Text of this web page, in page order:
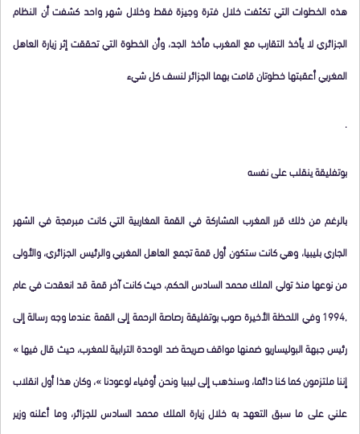
هذه الخطوات التي تكثفت خلال فترة وجيزة فقط وخلال شهر واحد كشفت أن النظام
الجزائري لا يأخذ التقارب مع المغرب مأخذ الجد، وأن الخطوة التي تحققت إثر زيارة العاهل
المغربي أعقبتها خطوتان قامت بهما الجزائر لنسف كل شيء
.
بوتفليقة ينقلب على نفسه
بالرغم من ذلك قرر المغرب المشاركة في القمة المغاربية التي كانت مبرمجة في الشهر
الجاري بليبيا، وهي كانت ستكون أول قمة تجمع العاهل المغربي والرئيس الجزائري، والأولى
من نوعها منذ تولي الملك محمد السادس الحكم، حيث كانت آخر قمة قد انعقدت في عام
,1994 وفي اللحظة الأخيرة صوب بوتفليقة رصاصة الرحمة إلى القمة عندما وجه رسالة إلى
رئيس جبهة البوليساريو ضمنها مواقف صريحة ضد الوحدة الترابية للمغرب، حيث قال فيها »
إننا ملتزمون كما كنا دائما، وسنذهب إلى ليبيا ونحن أوفياء لوعودنا »، وكان هذا أول انقلاب
علني على ما سبق التعهد به خلال زيارة الملك محمد السادس للجزائر، وما أعلنه وزير